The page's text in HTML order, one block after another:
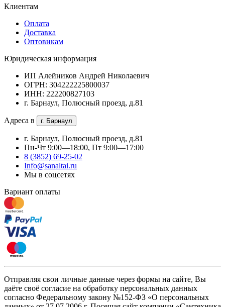
Клиентам
Оплата
Доставка
Оптовикам
Юридическая информация
ИП Алейников Андрей Николаевич
ОГРН: 304222225800037
ИНН: 222200827103
г. Барнаул, Полюсный проезд, д.81
Адреса в г. Барнаул
г. Барнаул, Полюсный проезд, д.81
Пн-Чт 9:00—18:00, Пт 9:00—17:00
8 (3852) 69-25-02
Info@sanaltai.ru
Мы в соцсетях
Вариант оплаты
Отправляя свои личные данные через формы на сайте, Вы
даёте своё согласие на обработку персональных данных
согласно Федеральному закону №152-ФЗ «О персональных